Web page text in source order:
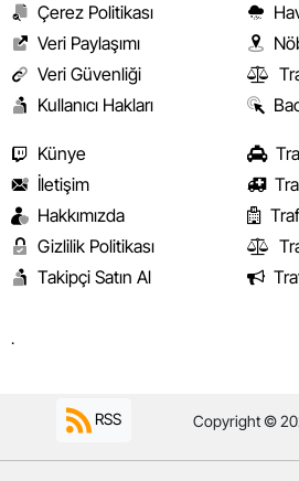
Çerez Politikası
Veri Paylaşımı
Veri Güvenliği
Kullanıcı Hakları
Künye
İletişim
Hakkımızda
Gizlilik Politikası
Takipçi Satın Al
.
RSS Copyright ©